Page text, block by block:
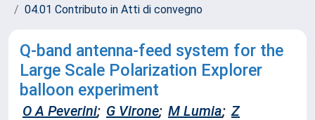
04.01 Contributo in Atti di convegno
Q-band antenna-feed system for the
Large Scale Polarization Explorer
balloon experiment
O A Peverini; G Virone; M Lumia; Z